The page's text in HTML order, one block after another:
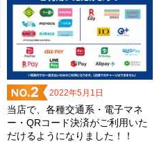
2022年5月1日
当店で、各種交通系・電子マネ
ー・QRコード決済がご利用いた
だけるようになりました！！